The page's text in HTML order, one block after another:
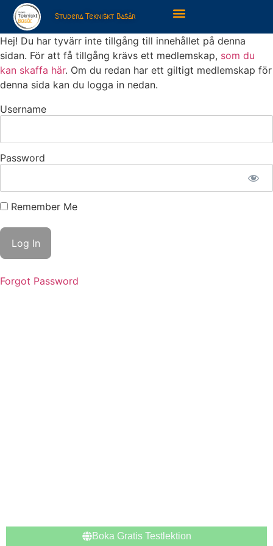
Studera Tekniskt Basår
Hej! Du har tyvärr inte tillgång till innehållet på denna
sidan. För att få tillgång krävs ett medlemskap, som du
kan skaffa här. Om du redan har ett giltigt medlemskap för
denna sida kan du logga in nedan.
Username
Password
Remember Me
Forgot Password
Boka Gratis Testlektion